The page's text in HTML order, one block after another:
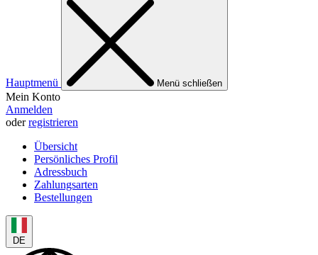
Hauptmenü Menü schließen
Mein Konto
Anmelden
oderregistrieren
Übersicht
Persönliches Profil
Adressbuch
Zahlungsarten
Bestellungen
DE